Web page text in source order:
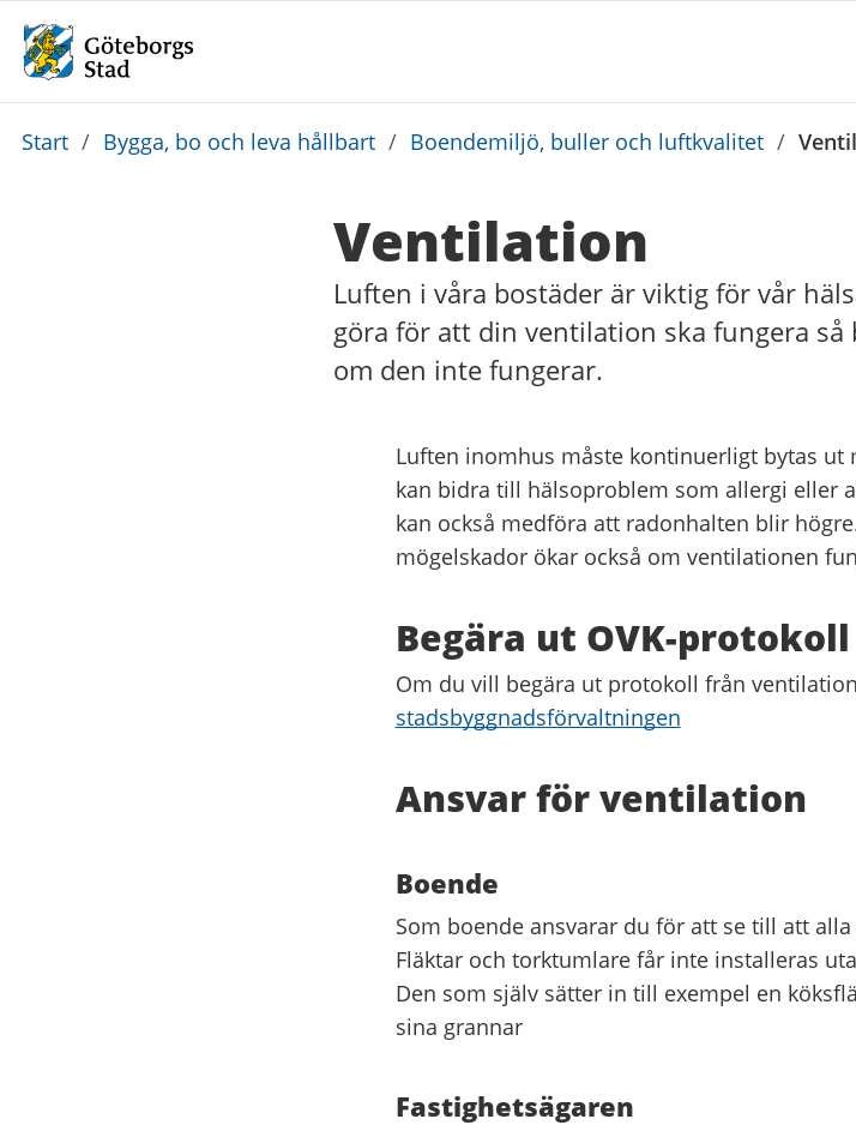
Du
Start / Bygga, bo och leva hållbart / Boendemiljö, buller och luftkvalitet /
Ventilation
Luften i våra bostäder är viktig för vår
göra för att din ventilation ska fungera
om den inte fungerar.
Luften inomhus måste kontinuerligt bytas
kan bidra till hälsoproblem som allergi eller
kan också medföra att radonhalten blir
mögelskador ökar också om ventilationen
Begära ut OVK-protokoll
Om du vill begära ut protokoll från
stadsbyggnadsförvaltningen
Ansvar för ventilation
Boende
Som boende ansvarar du för att se till att
Fläktar och torktumlare får inte installeras
Den som själv sätter in till exempel en
sina grannar
Fastighetsägaren